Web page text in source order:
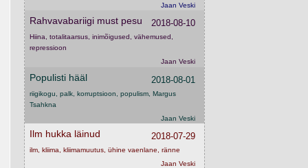
Jaan Veski
Rahvavabariigi must pesu 2018-08-10
Hiina, totalitaarsus, inimõigused, vähemused,
repressioon
Jaan Veski
Populisti hääl 2018-08-01
riigikogu, palk, korruptsioon, populism, Margus
Tsahkna
Jaan Veski
Ilm hukka läinud 2018-07-29
ilm, kliima, kliimamuutus, ühine vaenlane, ränne
Jaan Veski